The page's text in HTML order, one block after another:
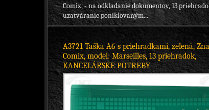
Comix, - na odkladanie dokumentov, 13
uzatváranie poniklovaným...
A3721 Taška A6 s priehradkami, zelená,
Comix, model: Marseilles, 13 priehradok,
KANCELÁRSKE POTREBY